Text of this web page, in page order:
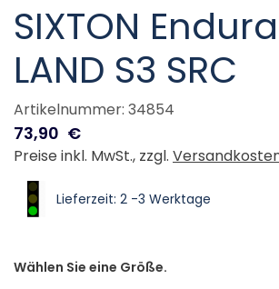
SIXTON
LAND S3 SRC
Artikelnummer: 34854
73,90 €
Preise inkl. MwSt., zzgl.
Lieferzeit: 2 -3 Werktage
Wählen Sie eine Größe.